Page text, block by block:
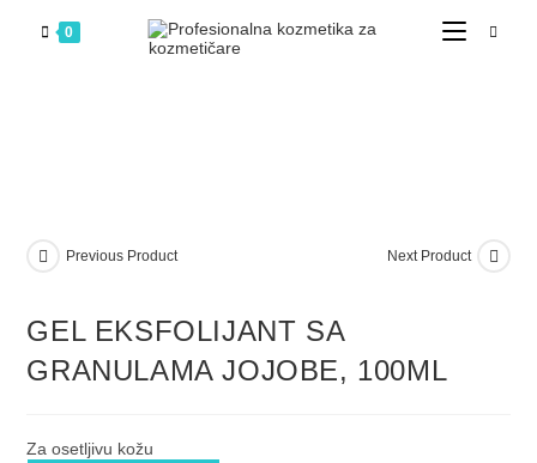
0
Previous Product Next Product
GEL EKSFOLIJANT SA
GRANULAMA JOJOBE, 100ML
Za osetljivu kožu